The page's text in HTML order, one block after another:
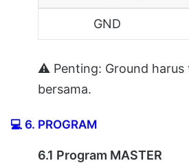
GND
⚠ Penting: Ground harus
bersama.
💻6. PROGRAM
6.1 Program MASTER